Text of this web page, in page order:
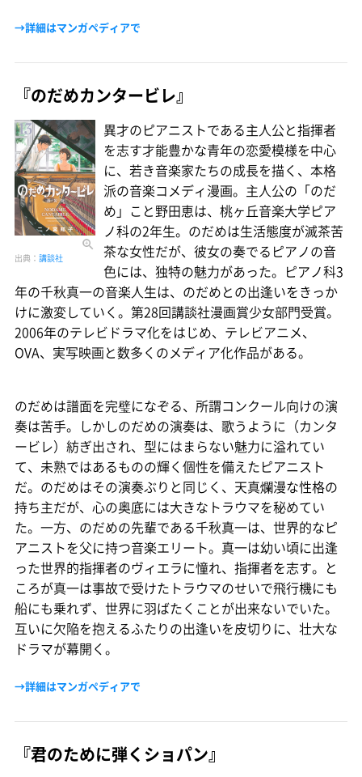
→詳細はマンガペディアで
『のだめカンタービレ』
出典： 講談社
異才のピアニストである主人公と指揮者
を志す才能豊かな青年の恋愛模様を中心
に、若き音楽家たちの成長を描く、本格
派の音楽コメディ漫画。主人公の「のだ
め」こと野田恵は、桃ヶ丘音楽大学ピア
ノ科の2年生。のだめは生活態度が滅茶苦
茶な女性だが、彼女の奏でるピアノの音
色には、独特の魅力があった。ピアノ科3
年の千秋真一の音楽人生は、のだめとの出逢いをきっか
けに激変していく。第28回講談社漫画賞少女部門受賞。
2006年のテレビドラマ化をはじめ、テレビアニメ、
OVA、実写映画と数多くのメディア化作品がある。
のだめは譜面を完璧になぞる、所謂コンクール向けの演
奏は苦手。しかしのだめの演奏は、歌うように（カンタ
ービレ）紡ぎ出され、型にはまらない魅力に溢れてい
て、未熟ではあるものの輝く個性を備えたピアニスト
だ。のだめはその演奏ぶりと同じく、天真爛漫な性格の
持ち主だが、心の奥底には大きなトラウマを秘めてい
た。一方、のだめの先輩である千秋真一は、世界的なピ
アニストを父に持つ音楽エリート。真一は幼い頃に出逢
った世界的指揮者のヴィエラに憧れ、指揮者を志す。と
ころが真一は事故で受けたトラウマのせいで飛行機にも
船にも乗れず、世界に羽ばたくことが出来ないでいた。
互いに欠陥を抱えるふたりの出逢いを皮切りに、壮大な
ドラマが幕開く。
→詳細はマンガペディアで
『君のために弾くショパン』